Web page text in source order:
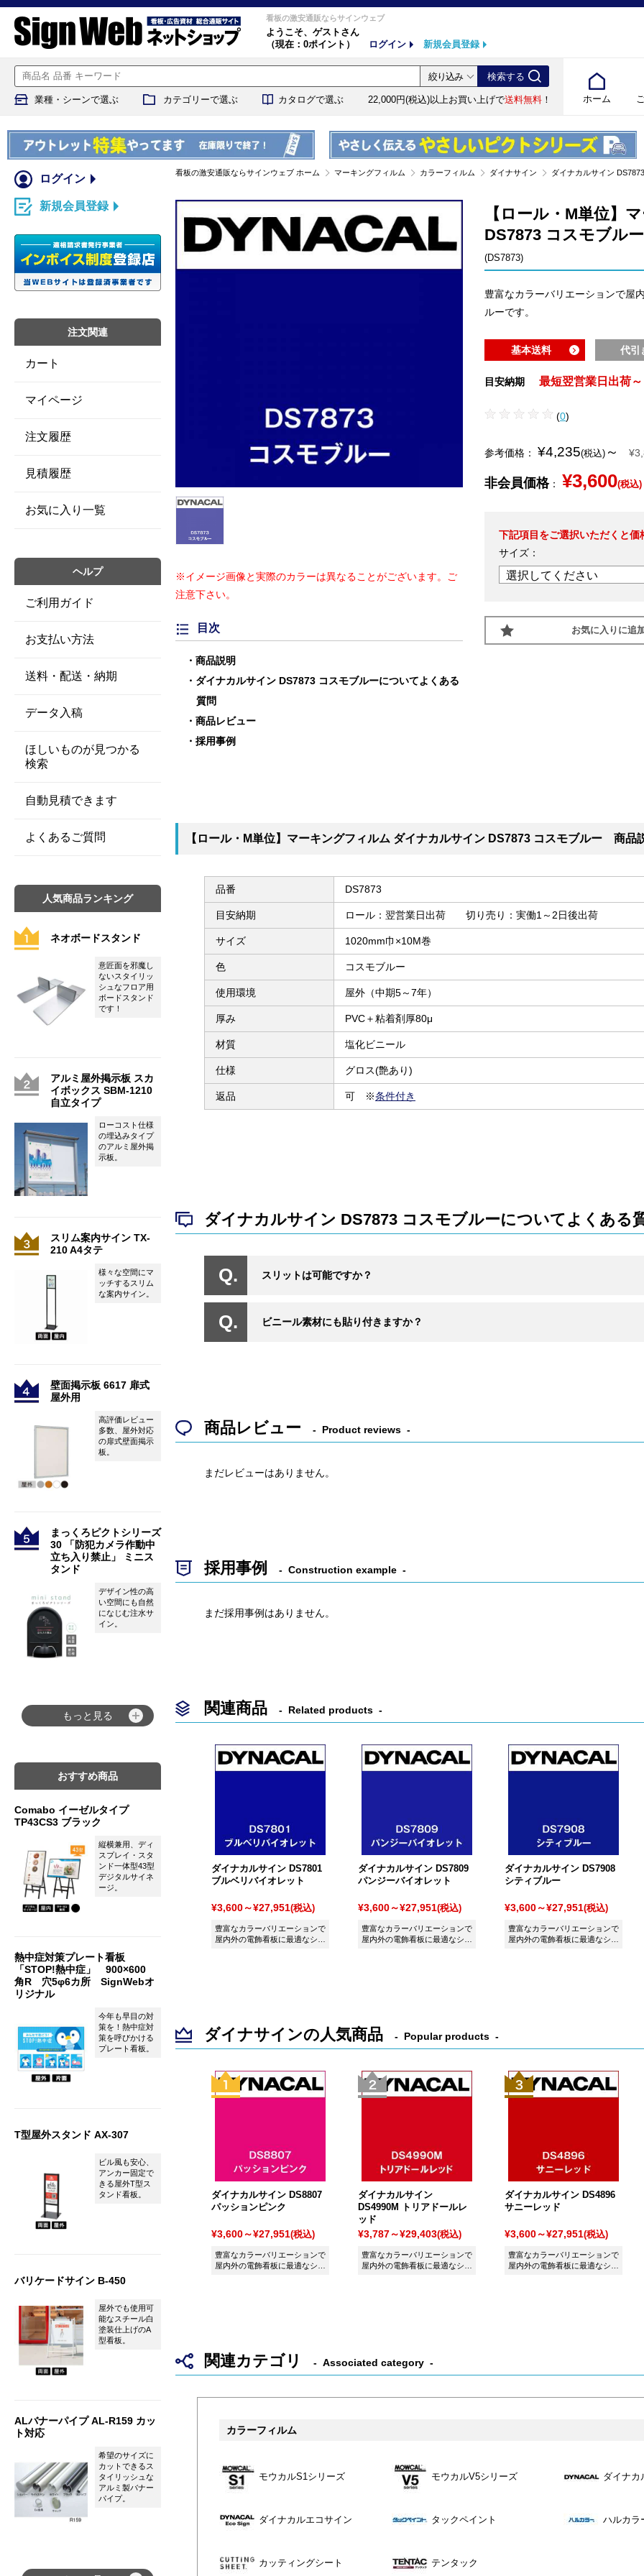
看板の激安通販ならサインウェブ
ようこそ、 ゲストさん
（現在：0ポイント）
ログイン 新規会員登録
ホーム
業種・シーンで選ぶ カテゴリーで選ぶ カタログで選ぶ 22,000円(税込)以上お買い上げで送料無料 ！
看板の激安通販ならサインウェブ ホーム マーキングフィルム カラーフィルム ダイナサイン ダイナカルサイン
※イメージ画像と実際のカラーは異なることがございます。ご
注意下さい。
目次
商品説明
ダイナカルサイン DS7873 コスモブルーについてよくある
質問
商品レビュー
採用事例
【ロール・M単位】
DS7873 コスモブルー
(DS7873)
豊富なカラーバリエーションで屋
ルーです。
基本送料 代引
目安納期 最短翌営業日出荷～
(0)
参考価格： ¥4,235(税込) ～
非会員価格： ¥3,600(税込)
下記項目をご選択いただくと
サイズ：
お気に入りに追
【ロール・M単位】マーキングフィルム ダイナカルサイン DS7873 コスモブルー 商品
品番 DS7873
目安納期 ロール：翌営業日出荷 切り売り：実働1～2日後出荷
サイズ 1020mm巾×10M巻
色 コスモブルー
使用環境 屋外（中期5～7年）
厚み PVC＋粘着剤厚80μ
材質 塩化ビニール
仕様 グロス(艶あり)
返品 可 ※条件付き
ダイナカルサイン DS7873 コスモブルーについてよくある
スリットは可能ですか？
ビニール素材にも貼り付きますか？
商品レビュー Product reviews
まだレビューはありません。
採用事例 Construction example
まだ採用事例はありません。
関連商品 Related products
ダイナカルサイン DS7801
ブルベリバイオレット
¥3,600～¥27,951(税込)
豊富なカラーバリエーションで
屋内外の電飾看板に最適なシー
ダイナカルサイン DS7809
パンジーバイオレット
¥3,600～¥27,951(税込)
豊富なカラーバリエーションで
屋内外の電飾看板に最適なシー
ダイナカルサイン DS7908
シティブルー
¥3,600～¥27,951(税込)
豊富なカラーバリエーションで
屋内外の電飾看板に最適なシー
ダイナサインの人気商品 Popular products
ダイナカルサイン DS8807
パッションピンク
¥3,600～¥27,951(税込)
豊富なカラーバリエーションで
屋内外の電飾看板に最適なシー
ダイナカルサイン
DS4990M トリアドールレ
ッド
¥3,787～¥29,403(税込)
豊富なカラーバリエーションで
屋内外の電飾看板に最適なシー
ダイナカルサイン DS4896
サニーレッド
¥3,600～¥27,951(税込)
豊富なカラーバリエーションで
屋内外の電飾看板に最適なシー
関連カテゴリ Associated category
カラーフィルム
モウカルS1シリーズ モウカルV5シリーズ ダイナカ
ダイナカルエコサイン タックペイント ハルカラ
カッティングシート テンタック
ログイン
新規会員登録
注文関連
カート
マイページ
注文履歴
見積履歴
お気に入り一覧
ヘルプ
ご利用ガイド
お支払い方法
送料・配送・納期
データ入稿
ほしいものが見つかる
検索
自動見積できます
よくあるご質問
人気商品ランキング
ネオボードスタンド
意匠面を邪魔し
ないスタイリッ
シュなフロア用
ボードスタンド
です！
アルミ屋外掲示板 スカ
イボックス SBM-1210
自立タイプ
ローコスト仕様
の埋込みタイプ
のアルミ屋外掲
示板。
スリム案内サイン TX-
210 A4タテ
様々な空間にマ
ッチするスリム
な案内サイン。
壁面掲示板 6617 扉式
屋外用
高評価レビュー
多数、屋外対応
の扉式壁面掲示
板。
まっくろピクトシリーズ
30 「防犯カメラ作動中
立ち入り禁止」 ミニス
タンド
デザイン性の高
い空間にも自然
になじむ注水サ
イン。
もっと見る
おすすめ商品
Comabo イーゼルタイプ
TP43CS3 ブラック
縦横兼用、ディ
スプレイ・スタ
ンド一体型43型
デジタルサイネ
ージ。
熱中症対策プレート看板
「STOP!熱中症」 900×600
角R 穴5φ6カ所 SignWebオ
リジナル
今年も早目の対
策を！熱中症対
策を呼びかける
プレート看板。
T型屋外スタンド AX-307
ビル風も安心、
アンカー固定で
きる屋外T型ス
タンド看板。
バリケードサイン B-450
屋外でも使用可
能なスチール白
塗装仕上げのA
型看板。
ALバナーパイプ AL-R159 カッ
ト対応
希望のサイズに
カットできるス
タイリッシュな
アルミ製バナー
パイプ。